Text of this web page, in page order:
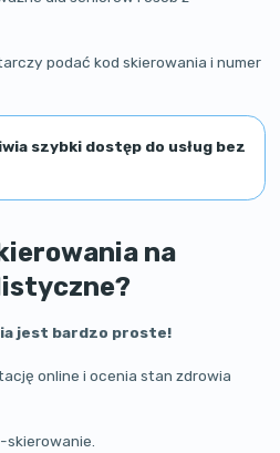
podać kod skierowania i numer
szybki dostęp do usług bez
na
jest bardzo proste!
online i ocenia stan zdrowia